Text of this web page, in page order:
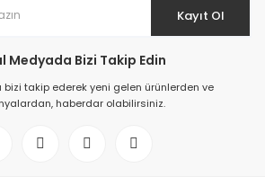
Kayıt Ol
Medyada Bizi Takip Edin
takip ederek yeni gelen ürünlerden ve
haberdar olabilirsiniz.